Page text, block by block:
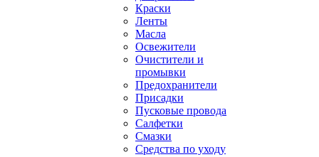
Краски
Ленты
Масла
Освежители
Очистители и
промывки
Предохранители
Присадки
Пусковые провода
Салфетки
Смазки
Средства по уходу